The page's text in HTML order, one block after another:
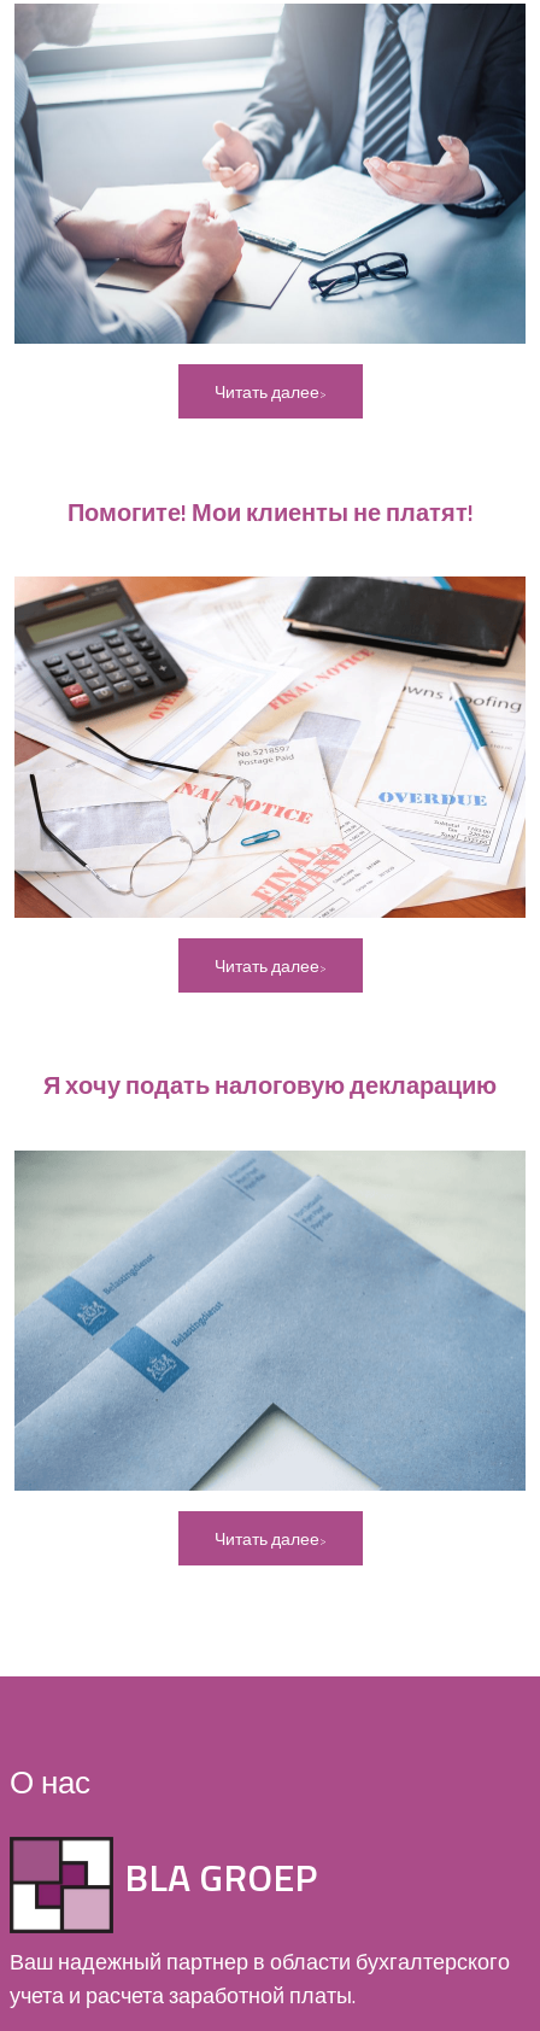
Читать далее
Помогите! Мои клиенты не платят!
Читать далее
Я хочу подать налоговую декларацию
Читать далее
О нас
BLA GROEP
Ваш надежный партнер в области бухгалтерского
учета и расчета заработной платы.